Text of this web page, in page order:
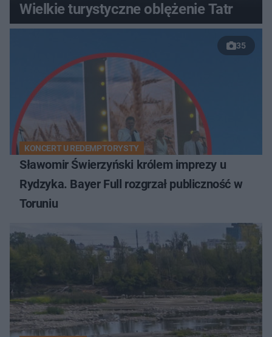
Wielkie turystyczne oblężenie Tatr
35
KONCERT U REDEMPTORYSTY
Sławomir Świerzyński królem imprezy u
Rydzyka. Bayer Full rozgrzał publiczność w
Toruniu